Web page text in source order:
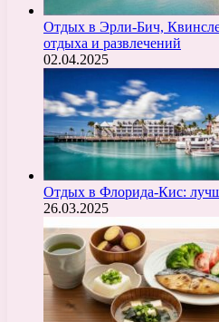
Отдых в Эрли-Бич,
отдыха и развлечений
02.04.2025
Отдых в Флорида-Кис:
26.03.2025